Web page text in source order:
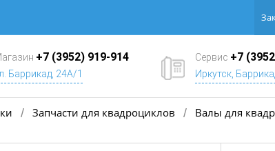
+7 (3952) 919-914
Баррикад, 24А/1
Сервис +7
Иркутск,
/ Запчасти для квадроциклов / Валы для